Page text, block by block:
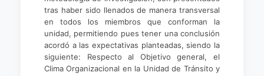
tras haber sido llenados de manera transversal
en todos los miembros que conforman la
unidad, permitiendo pues tener una conclusión
acordó a las expectativas planteadas, siendo la
siguiente: Respecto al Objetivo general, el
Clima Organizacional en la Unidad de Tránsito y